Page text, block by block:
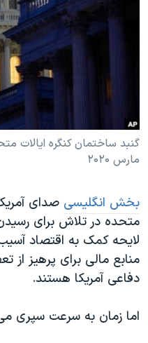
فرهنگ و زندگی
حقوق شهروندی
گالری عکس
آرشیو پخش زنده
انتخابات ریاست جمهوری آمریکا
حمله جمهوری اسلامی به
ورزش زنان در ایران
اعتراضات زن، زندگی، آزادی
مجموعه مستندهای دادخواهی
دادگاه حمید نوری
چهل سال گروگان‌گیری
قانون شفافیت دارائی کادر
اسرائیل در جنگ
زبانهای مختلف
مارس ۲۰۲۰
بخش انگلیسی صدای
متحده در تلاش برای
لایحه کمک به اقتصاد
منابع مالی برای پرهیز از
دفاعی آمریکا هستند.
اما زمان به سرعت سپری